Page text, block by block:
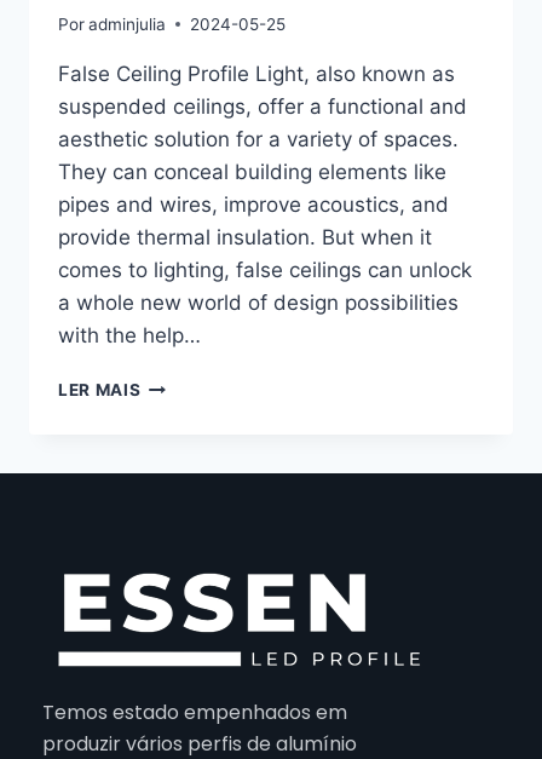
Poradminjulia 2024-05-25
False Ceiling Profile Light, also known as
suspended ceilings, offer a functional and
aesthetic solution for a variety of spaces.
They can conceal building elements like
pipes and wires, improve acoustics, and
provide thermal insulation. But when it
comes to lighting, false ceilings can unlock
a whole new world of design possibilities
with the help…
LER MAIS
Temos estado empenhados em
produzir vários perfis de alumínio